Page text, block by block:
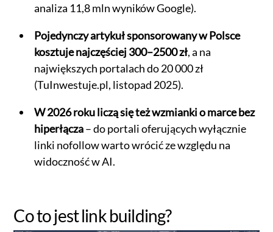
analiza 11,8 mln wyników Google).
Pojedynczy artykuł sponsorowany w Polsce
kosztuje najczęściej 300–2500 zł, a na
największych portalach do 20 000 zł
(TuInwestuje.pl, listopad 2025).
W 2026 roku liczą się też wzmianki o marce bez
hiperłącza– do portali oferujących wyłącznie
linki nofollow warto wrócić ze względu na
widoczność w AI.
Co to jest link building?